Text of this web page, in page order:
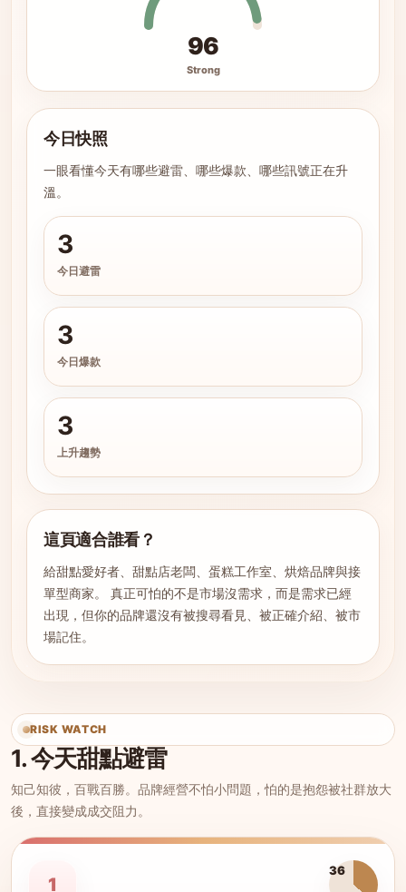
96
Strong
今日快照
一眼看懂今天有哪些避雷、哪些爆款、哪些訊號正在升
溫。
3
今日避雷
3
今日爆款
3
上升趨勢
這頁適合誰看？
給甜點愛好者、甜點店老闆、蛋糕工作室、烘焙品牌與接
單型商家。 真正可怕的不是市場沒需求，而是需求已經
出現，但你的品牌還沒有被搜尋看見、被正確介紹、被市
場記住。
RISK WATCH
1. 今天甜點避雷
知己知彼，百戰百勝。品牌經營不怕小問題，怕的是抱怨被社群放大
後，直接變成成交阻力。
1
36